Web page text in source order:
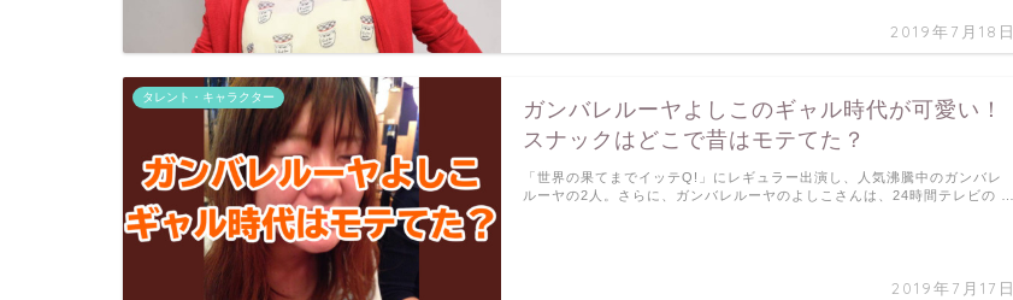
2019年7月18日
タレント・キャラクター
ガンバレルーヤよしこのギャル時代が可愛い！
スナックはどこで昔はモテてた？
2019年7月17日
「世界の果てまでイッテQ!」にレギュラー出演し、人気沸騰中のガンバレ
ルーヤの2人。さらに、ガンバレルーヤのよしこさんは、24時間テレビの …